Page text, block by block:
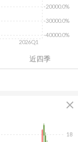
近四季
2026Q1
-40000.0%
-30000.0%
-20000.0%
close
18